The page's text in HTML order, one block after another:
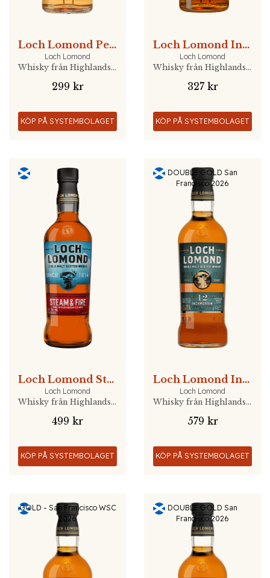
Loch Lomond Peated Rioja Cask
Loch Lomond
Whisky från Highlands, Skottland
299 kr
KÖP PÅ SYSTEMBOLAGET
Loch Lomond Inchmurrin Single Malt
Loch Lomond
Whisky från Highlands, Skottland
327 kr
KÖP PÅ SYSTEMBOLAGET
Loch Lomond Steam & Fire
Loch Lomond
Whisky från Highlands, Skottland
499 kr
KÖP PÅ SYSTEMBOLAGET
DOUBLE GOLD San
Francisco 2026
Loch Lomond Inchmurrin 12 YO
Loch Lomond
Whisky från Highlands, Skottland
579 kr
KÖP PÅ SYSTEMBOLAGET
GOLD - San Francisco WSC
2026
DOUBLE GOLD San
Francisco 2026